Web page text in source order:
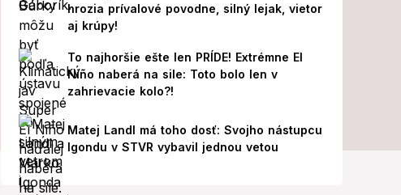
hrozia prívalové povodne, silný lejak, vietor
aj krúpy!
To najhoršie ešte len PRÍDE! Extrémne El
Niño naberá na sile: Toto bolo len v
zahrievacie kolo?!
Matej Landl má toho dosť: Svojho nástupcu
Igondu v STVR vybavil jednou vetou